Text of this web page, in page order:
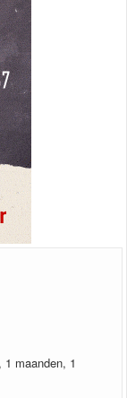
maanden, 1